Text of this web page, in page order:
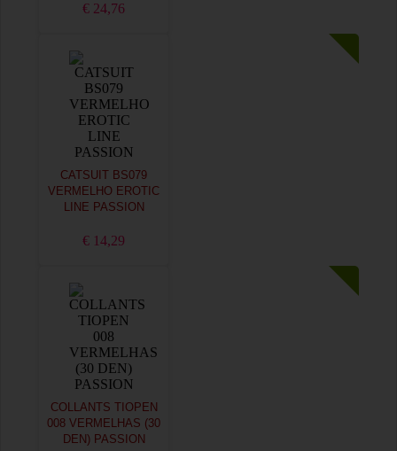
€ 24,76
CATSUIT BS079
VERMELHO EROTIC
LINE PASSION
€ 14,29
COLLANTS TIOPEN
008 VERMELHAS (30
DEN) PASSION